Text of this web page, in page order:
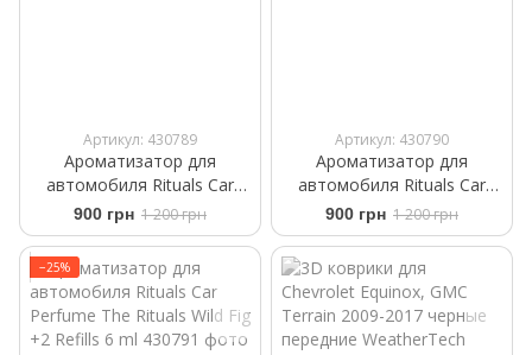
Артикул: 430789
Ароматизатор для
автомобиля Rituals ​Car
Perfume The Rituals of
Mehr +2 Refills 6 ml
900 грн 1 200 грн
Артикул: 430790
Ароматизатор для
автомобиля Rituals ​Car
Perfume ​White Basil Private
Collection +2 Refills 6 g
900 грн 1 200 грн
−25%